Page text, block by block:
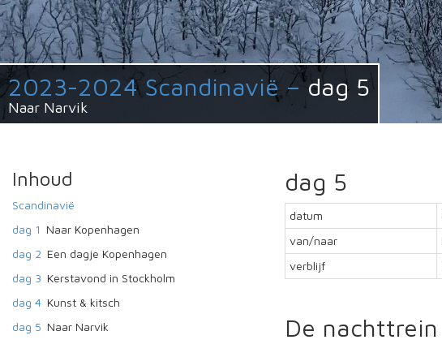
2023-2024 Scandinavië –dag 5
Naar Narvik
dag 5
datum
van/naar
verblijf
De nachttrein
Inhoud
Scandinavië
dag 1 Naar Kopenhagen
dag 2 Een dagje Kopenhagen
dag 3 Kerstavond in Stockholm
dag 4 Kunst & kitsch
dag 5 Naar Narvik